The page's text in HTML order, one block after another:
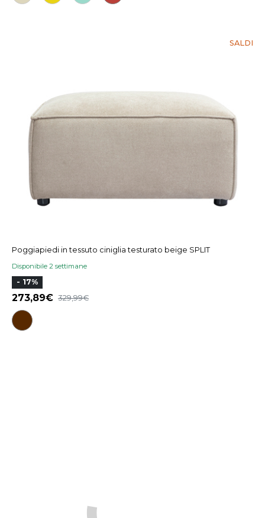
SALDI
Poggiapiedi in tessuto ciniglia testurato beige SPLIT
Disponibile 2 settimane
- 17%
273,89 329,99